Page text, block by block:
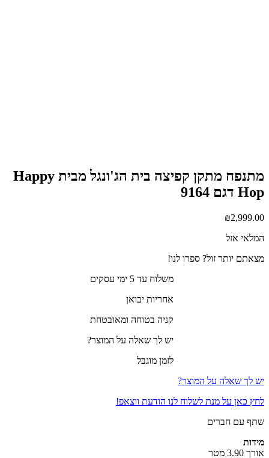
מתנפח מתקן קפיצה בית הג'ונגל מבית Happy
Hop דגם 9164
₪2,999.00
המלאי אזל
מצאתם יותר זול? ספרו לנו!
משלוח עד 5 ימי עסקים
אחריות יבואן
קניה בטוחה ומאובטחת
יש לך שאלה על המוצר?
לזמן מוגבל
יש לך שאלה על המוצר?
לחץ כאן על מנת לשלוח לנו הודעת ווצאפ!
שתף עם חברים
מידות
אורך 3.90 מטר